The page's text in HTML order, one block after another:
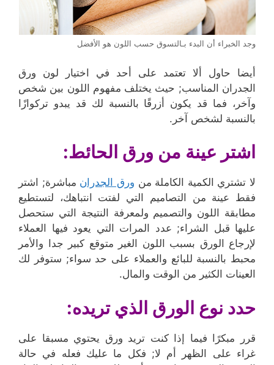
وجد الخبراء أن البدء بـالتسوق حسب اللون هو الأفضل
أيضا حاول ألا تعتمد على أحد في اختيار لون ورق
الجدران المناسب; حيث يختلف مفهوم اللون بين شخص
وآخر، فما قد يكون أزرقًا بالنسبة لك قد يبدو تركوازًا
بالنسبة لشخص آخر.
اشتر عينة من ورق الحائط:
لا تشتري الكمية الكاملة من ورق الجدران مباشرة; اشتر
فقط عينة من التصاميم التي لفتت انتباهك، لتستطيع
مطابقة اللون والتصميم ولمعرفة النتيجة التي ستحصل
عليها قبل الشراء; عدد المرات التي يعود فيها العملاء
لإرجاع الورق بسبب اللون الغير متوقع كبير جدا والأمر
محبط بالنسبة للبائع والعملاء على حد سواء; ستوفر لك
العينات الكثير من الوقت والمال.
حدد نوع الورق الذي تريده:
قرر مبكرًا فيما إذا كنت تريد ورق يحتوي مسبقا على
غراء على الظهر أم لا; فكل ما عليك فعله في حالة